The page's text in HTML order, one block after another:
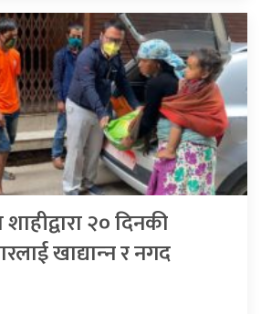
२० दिनकी
खाद्यान्‍न र नगद